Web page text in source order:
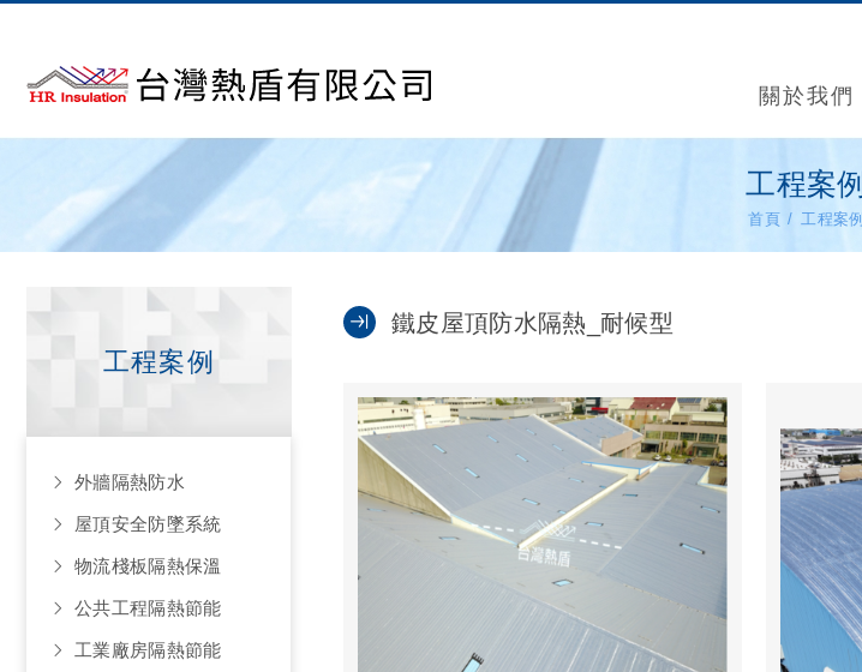
關於我們
工程案例
首頁 工程案例
工程案例
外牆隔熱防水
屋頂安全防墜系統
物流棧板隔熱保溫
公共工程隔熱節能
工業廠房隔熱節能
鐵皮屋頂防水隔熱_耐候型